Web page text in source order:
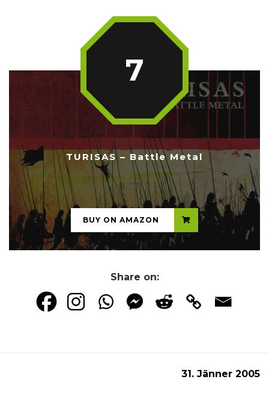
TURISAS – Battle Metal
7
...
BUY ON AMAZON
Share on:
31. Jänner 2005